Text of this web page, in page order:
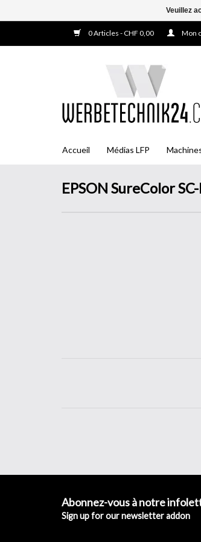
0 Articles - CHF 0,00 Mon
Accueil Médias LFP
EPSON SureColor
Abonnez-vous à notre
Sign up for our newsletter addon
Veuillez